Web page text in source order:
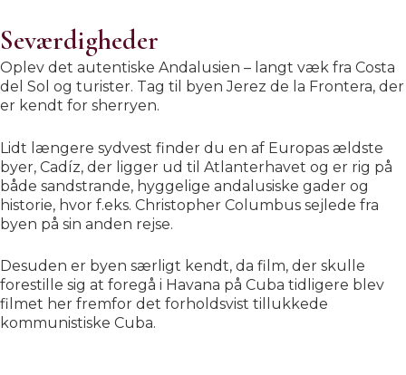
Seværdigheder
Oplev det autentiske Andalusien – langt væk fra Costa
del Sol og turister. Tag til byen Jerez de la Frontera, der
er kendt for sherryen.
Lidt længere sydvest finder du en af Europas ældste
byer, Cadíz, der ligger ud til Atlanterhavet og er rig på
både sandstrande, hyggelige andalusiske gader og
historie, hvor f.eks. Christopher Columbus sejlede fra
byen på sin anden rejse.
Desuden er byen særligt kendt, da film, der skulle
forestille sig at foregå i Havana på Cuba tidligere blev
filmet her fremfor det forholdsvist tillukkede
kommunistiske Cuba.